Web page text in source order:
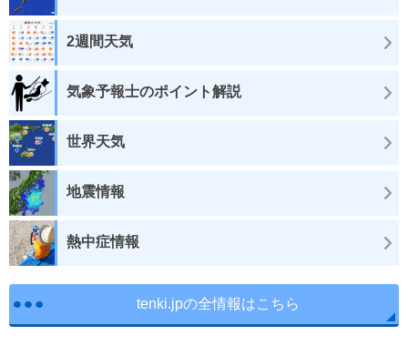
2週間天気
気象予報士のポイント解説
世界天気
地震情報
熱中症情報
tenki.jpの全情報はこちら